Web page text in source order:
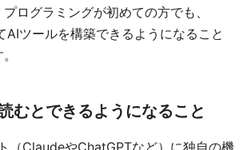
ログラミングが初めての方でも、
AIツールを構築できるようになること
むとできるようになること
（ClaudeやChatGPTなど）に独自の機